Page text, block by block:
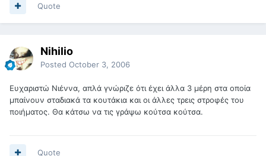
Quote
Nihilio
Posted October 3, 2006
Ευχαριστώ Νιέννα, απλά γνώριζε ότι έχει άλλα 3 μέρη στα οποία
μπαίνουν σταδιακά τα κουτάκια και οι άλλες τρεις στροφές του
ποιήματος. Θα κάτσω να τις γράψω κούτσα κούτσα.
Quote